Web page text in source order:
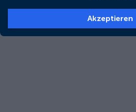
Akzeptieren